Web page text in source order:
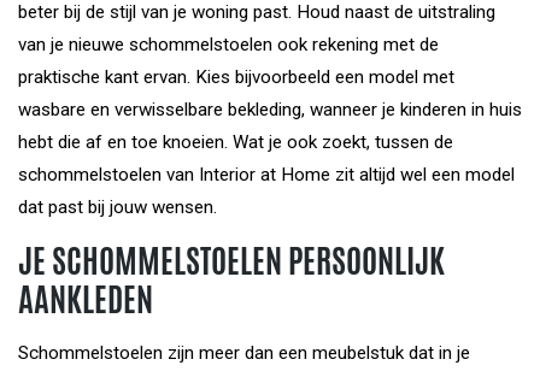
beter bij de stijl van je woning past. Houd naast de uitstraling
van je nieuwe schommelstoelen ook rekening met de
praktische kant ervan. Kies bijvoorbeeld een model met
wasbare en verwisselbare bekleding, wanneer je kinderen in huis
hebt die af en toe knoeien. Wat je ook zoekt, tussen de
schommelstoelen van Interior at Home zit altijd wel een model
dat past bij jouw wensen.
JE SCHOMMELSTOELEN PERSOONLIJK
AANKLEDEN
Schommelstoelen zijn meer dan een meubelstuk dat in je